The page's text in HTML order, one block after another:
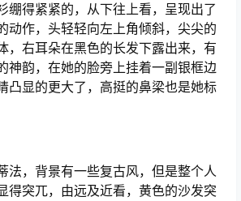
绷得紧紧的，从下往上看，呈现出了
动作，头轻轻向左上角倾斜，尖尖的
，右耳朵在黑色的长发下露出来，有
神韵，在她的脸旁上挂着一副银框边
凸显的更大了，高挺的鼻梁也是她标
法，背景有一些复古风，但是整个人
得突兀，由远及近看，黄色的沙发突